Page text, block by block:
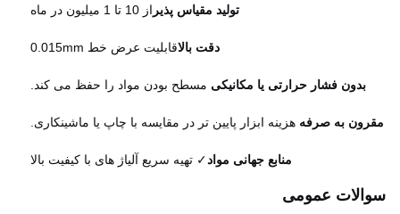
تولید مقیاس پذیراز 10 تا 1 ميليون در ماه
دقت بالاقابلیت عرض خط 0.015mm
بدون فشار حرارتی یا مکانیکی️ مسطح بودن مواد را حفظ می کند.
به صرفه️ هزینه ابزار پایین تر در مقایسه با چاپ یا ماشینکاری.
منابع جهانی مواد✓ تهیه سریع آلیاژ های با کیفیت بالا
عمومی